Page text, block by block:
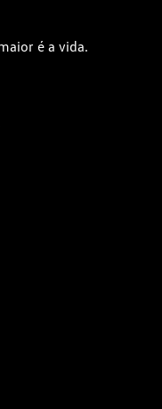
é a vida.